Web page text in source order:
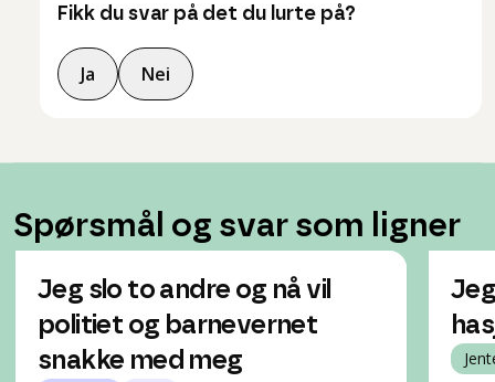
Fikk du svar på det du lurte på?
Ja Nei
Spørsmål og svar som ligner
Jeg slo to andre og nå vil
politiet og barnevernet
snakke med meg